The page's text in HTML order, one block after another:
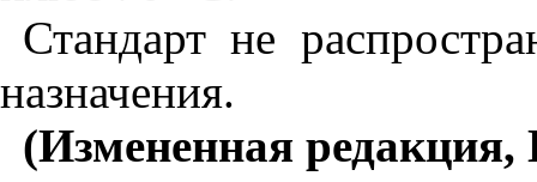
Стандарт не
назначения.
(Измененная